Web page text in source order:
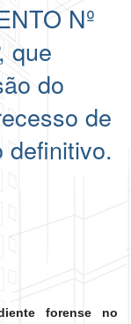
Nº
que
do
de
definitivo.
forense no